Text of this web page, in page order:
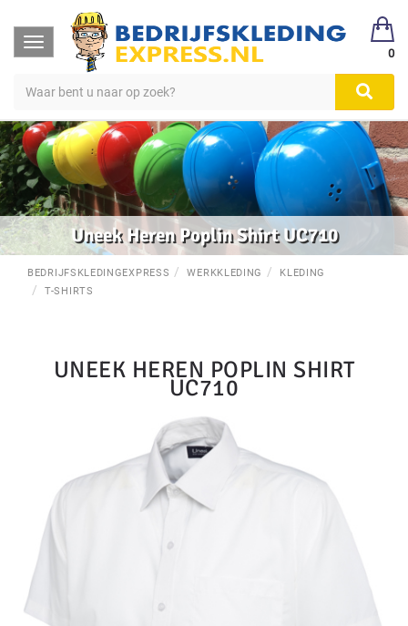
Toggle
navigation
0
Uneek Heren Poplin Shirt UC710
BEDRIJFSKLEDINGEXPRESS WERKKLEDING
KLEDING
T-SHIRTS
UNEEK HEREN POPLIN SHIRT
UC710